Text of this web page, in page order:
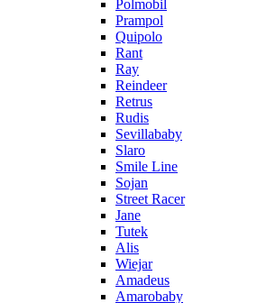
Polmobil
Prampol
Quipolo
Rant
Ray
Reindeer
Retrus
Rudis
Sevillababy
Slaro
Smile Line
Sojan
Street Racer
Jane
Tutek
Alis
Wiejar
Amadeus
Amarobaby